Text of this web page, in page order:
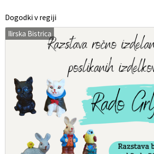
Dogodki v regiji
Ilirska Bistrica